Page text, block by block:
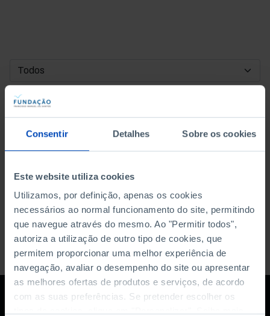
Consentir Detalhes Sobre os cookies
Este website utiliza cookies
Utilizamos, por definição, apenas os cookies
necessários ao normal funcionamento do site, permitindo
que navegue através do mesmo. Ao "Permitir todos",
autoriza a utilização de outro tipo de cookies, que
permitem proporcionar uma melhor experiência de
navegação, avaliar o desempenho do site ou apresentar
as melhores ofertas de produtos e serviços, de acordo
com as suas preferências. Se pretender escolher os
DATA DE INÍCIO
DATA DE FIM